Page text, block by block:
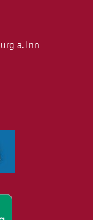
a. Inn